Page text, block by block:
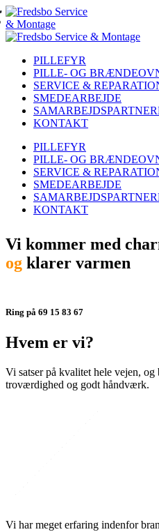
PILLEFYR
PILLE- OG
SERVICE &
SMEDEARBEJDE
KONTAKT
PILLEFYR
PILLE- OG
SERVICE &
SMEDEARBEJDE
KONTAKT
Vi kommer med
og klarer varmen
Ring på 69 15 83 67
Hvem er vi?
Vi satser på kvalitet hele vejen,
troværdighed og godt håndværk.
Vi har meget erfaring indenfor